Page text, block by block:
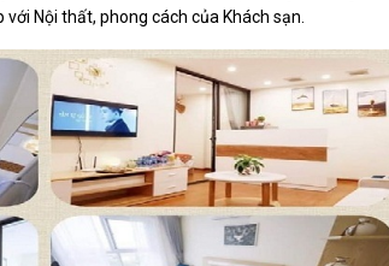
Nội thất, phong cách của Khách sạn.